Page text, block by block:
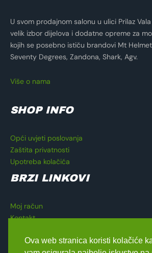
U svom prodajnom salonu u ulici Prilaz
velik izbor dijelova i dodatne opreme za
kojih se posebno ističu brandovi Mt
Seventy Degrees, Zandona, Shark, Agv.
Više o nama
SHOP INFO
Opći uvjeti poslovanja
Zaštita privatnosti
Upotreba kolačića
BRZI LINKOVI
Moj račun
Kontakt
Blagajna
Ova web stranica koristi kolačiće